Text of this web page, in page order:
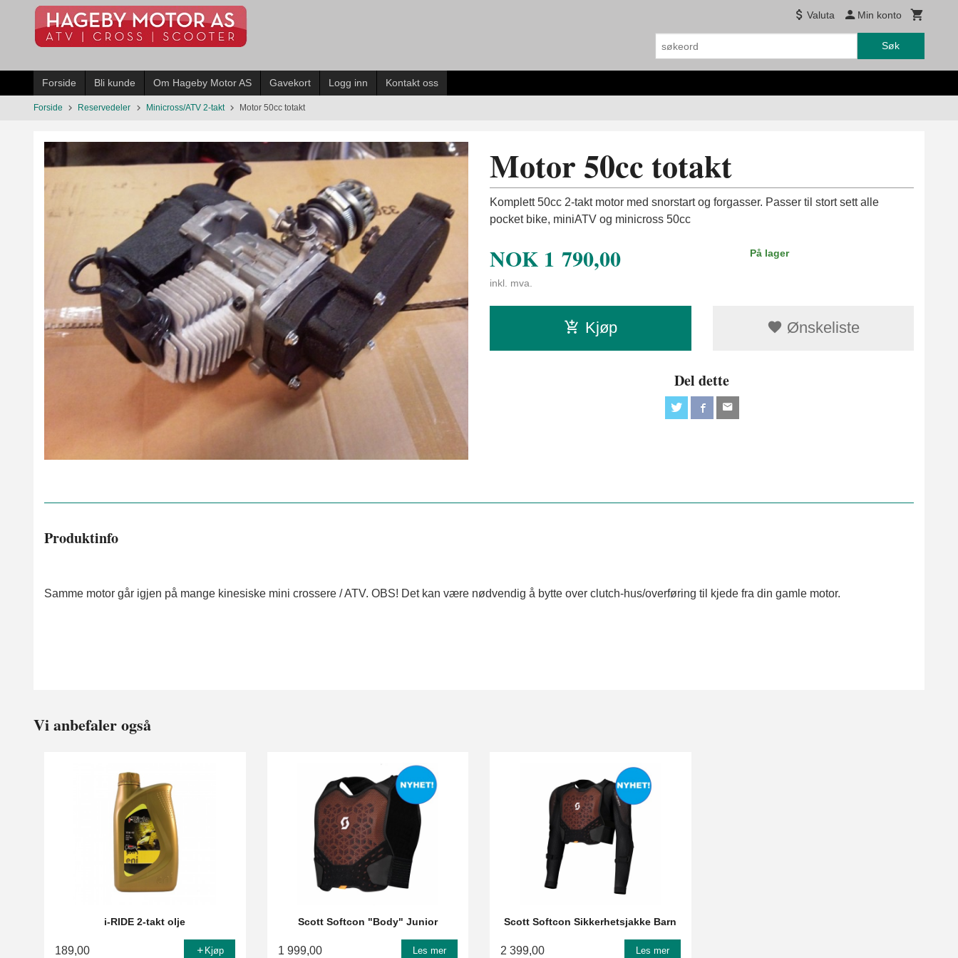
innholdet
Valuta Min konto
Søk
Forside Bli kunde Om Hageby Motor AS Gavekort Logg inn Kontakt oss
Forside Reservedeler Minicross/ATV 2-takt Motor 50cc totakt
Motor 50cc totakt
Komplett 50cc 2-takt motor med snorstart og forgasser. Passer til stort sett alle
pocket bike, miniATV og minicross 50cc
NOK 1 790,00
inkl. mva.
På lager
Kjøp Ønskeliste
Del dette
Produktinfo
Samme motor går igjen på mange kinesiske mini crossere / ATV. OBS! Det kan være nødvendig å bytte over clutch-hus/overføring til kjede fra din gamle motor.
Vi anbefaler også
i-RIDE 2-takt olje
189,00 Kjøp
Scott Softcon "Body" Junior
1 999,00 Les mer
Scott Softcon Sikkerhetsjakke Barn
2 399,00 Les mer